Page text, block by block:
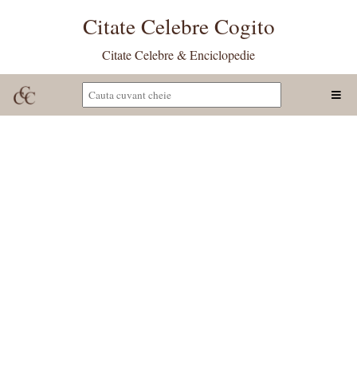
Citate Celebre Cogito
Citate Celebre & Enciclopedie